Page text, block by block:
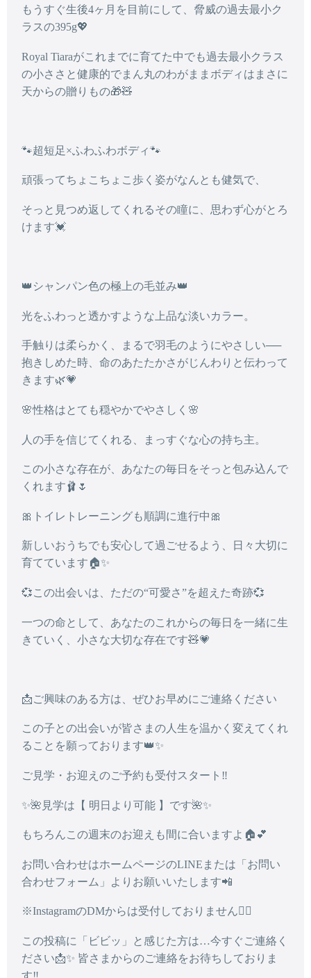
もうすぐ生後4ヶ月を目前にして、脅威の過去最小ク
ラスの395g💖
Royal Tiaraがこれまでに育てた中でも過去最小クラス
の小ささと健康的でまん丸のわがままボディはまさに
天からの贈りもの🎁🧸
🐾超短足×ふわふわボディ🐾
頑張ってちょこちょこ歩く姿がなんとも健気で、
そっと見つめ返してくれるその瞳に、思わず心がとろ
けます💓
👑シャンパン色の極上の毛並み👑
光をふわっと透かすような上品な淡いカラー。
手触りは柔らかく、まるで羽毛のようにやさしい──
抱きしめた時、命のあたたかさがじんわりと伝わって
きます🌿💗
🌸性格はとても穏やかでやさしく🌸
人の手を信じてくれる、まっすぐな心の持ち主。
この小さな存在が、あなたの毎日をそっと包み込んで
くれます🩰🌷
🎀トイレトレーニングも順調に進行中🎀
新しいおうちでも安心して過ごせるよう、日々大切に
育てています🏠✨
💞この出会いは、ただの“可愛さ”を超えた奇跡💞
一つの命 として、あなたのこれからの毎日を一緒に生
きていく、小さな大切な存在です🧸💗
📩ご興味のある方は、ぜひお早めにご連絡ください
この子との出会いが皆さまの人生を温かく変えてくれ
ることを願っております👑✨
ご見学・お迎えのご予約も受付スタート‼️
✨🌺見学は【 明日より可能 】です🌺✨
もちろんこの週末のお迎えも間に合いますよ🏠💕
お問い合わせはホームページのLINEまたは「お問い
合わせフォーム」よりお願いいたします📲
※InstagramのDMからは受付しておりません🙇‍♀️
この投稿に「ビビッ」と感じた方は…今すぐご連絡く
ださい📩✨ 皆さまからのご連絡をお待ちしておりま
す‼️